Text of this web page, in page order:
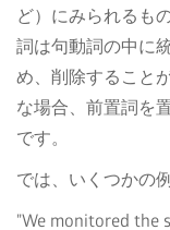
ど）にみられるも
詞は句動詞の中に
め、削除すること
な場合、前置詞を
です。
では、いくつかの
"We monitored the